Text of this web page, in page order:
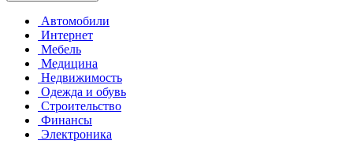
Автомобили
Интернет
Мебель
Медицина
Недвижимость
Одежда и обувь
Строительство
Финансы
Электроника